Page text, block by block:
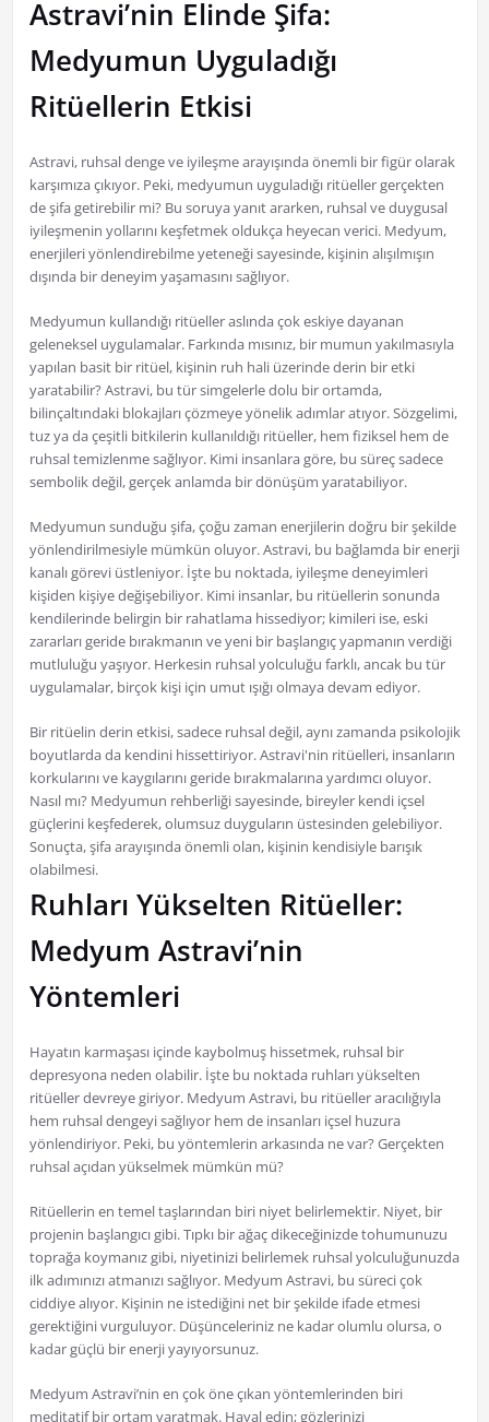
Astravi’nin Elinde Şifa:
Medyumun Uyguladığı
Ritüellerin Etkisi
Astravi, ruhsal denge ve iyileşme arayışında önemli bir figür olarak
karşımıza çıkıyor. Peki, medyumun uyguladığı ritüeller gerçekten
de şifa getirebilir mi? Bu soruya yanıt ararken, ruhsal ve duygusal
iyileşmenin yollarını keşfetmek oldukça heyecan verici. Medyum,
enerjileri yönlendirebilme yeteneği sayesinde, kişinin alışılmışın
dışında bir deneyim yaşamasını sağlıyor.
Medyumun kullandığı ritüeller aslında çok eskiye dayanan
geleneksel uygulamalar. Farkında mısınız, bir mumun yakılmasıyla
yapılan basit bir ritüel, kişinin ruh hali üzerinde derin bir etki
yaratabilir? Astravi, bu tür simgelerle dolu bir ortamda,
bilinçaltındaki blokajları çözmeye yönelik adımlar atıyor. Sözgelimi,
tuz ya da çeşitli bitkilerin kullanıldığı ritüeller, hem fiziksel hem de
ruhsal temizlenme sağlıyor. Kimi insanlara göre, bu süreç sadece
sembolik değil, gerçek anlamda bir dönüşüm yaratabiliyor.
Medyumun sunduğu şifa, çoğu zaman enerjilerin doğru bir şekilde
yönlendirilmesiyle mümkün oluyor. Astravi, bu bağlamda bir enerji
kanalı görevi üstleniyor. İşte bu noktada, iyileşme deneyimleri
kişiden kişiye değişebiliyor. Kimi insanlar, bu ritüellerin sonunda
kendilerinde belirgin bir rahatlama hissediyor; kimileri ise, eski
zararları geride bırakmanın ve yeni bir başlangıç yapmanın verdiği
mutluluğu yaşıyor. Herkesin ruhsal yolculuğu farklı, ancak bu tür
uygulamalar, birçok kişi için umut ışığı olmaya devam ediyor.
Bir ritüelin derin etkisi, sadece ruhsal değil, aynı zamanda psikolojik
boyutlarda da kendini hissettiriyor. Astravi'nin ritüelleri, insanların
korkularını ve kaygılarını geride bırakmalarına yardımcı oluyor.
Nasıl mı? Medyumun rehberliği sayesinde, bireyler kendi içsel
güçlerini keşfederek, olumsuz duyguların üstesinden gelebiliyor.
Sonuçta, şifa arayışında önemli olan, kişinin kendisiyle barışık
olabilmesi.
Ruhları Yükselten Ritüeller:
Medyum Astravi’nin
Yöntemleri
Hayatın karmaşası içinde kaybolmuş hissetmek, ruhsal bir
depresyona neden olabilir. İşte bu noktada ruhları yükselten
ritüeller devreye giriyor. Medyum Astravi, bu ritüeller aracılığıyla
hem ruhsal dengeyi sağlıyor hem de insanları içsel huzura
yönlendiriyor. Peki, bu yöntemlerin arkasında ne var? Gerçekten
ruhsal açıdan yükselmek mümkün mü?
Ritüellerin en temel taşlarından biri niyet belirlemektir. Niyet, bir
projenin başlangıcı gibi. Tıpkı bir ağaç dikeceğinizde tohumunuzu
toprağa koymanız gibi, niyetinizi belirlemek ruhsal yolculuğunuzda
ilk adımınızı atmanızı sağlıyor. Medyum Astravi, bu süreci çok
ciddiye alıyor. Kişinin ne istediğini net bir şekilde ifade etmesi
gerektiğini vurguluyor. Düşünceleriniz ne kadar olumlu olursa, o
kadar güçlü bir enerji yayıyorsunuz.
Medyum Astravi’nin en çok öne çıkan yöntemlerinden biri
meditatif bir ortam yaratmak. Hayal edin; gözlerinizi